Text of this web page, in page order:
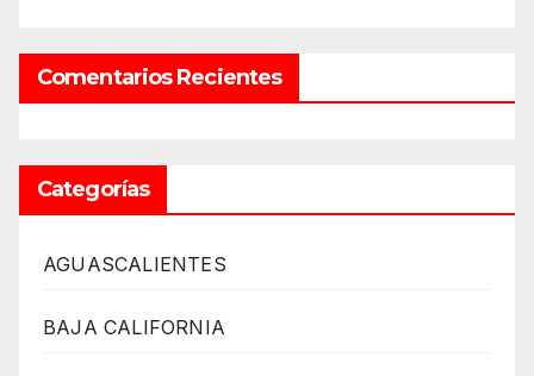
Comentarios Recientes
Categorías
AGUASCALIENTES
BAJA CALIFORNIA